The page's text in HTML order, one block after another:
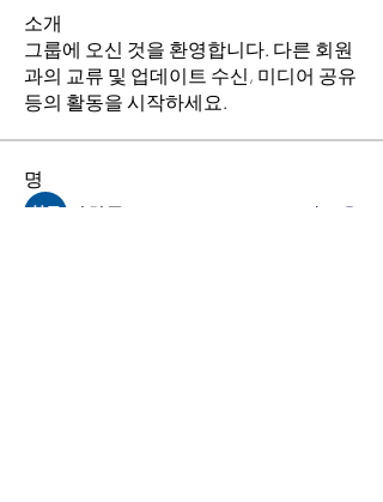
소개
그룹에 오신 것을 환영합니다. 다른 회원
과의 교류 및 업데이트 수신, 미디어 공유
등의 활동을 시작하세요.
명
김희두
팔로우